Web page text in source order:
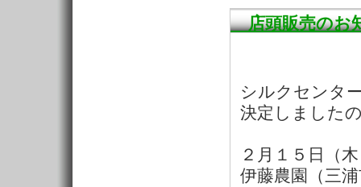
店頭販売のお
シルクセンタ
決定しました
２月１５日（
伊藤農園（三